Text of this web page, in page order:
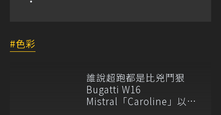
色彩
誰說超跑都是比兇鬥狠
Bugatti W16
Mistral「Caroline」以柔